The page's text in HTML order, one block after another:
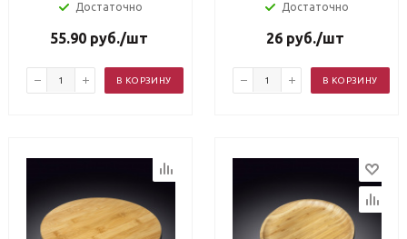
Достаточно
55.90 руб./шт
В КОРЗИНУ
Достаточно
26 руб./шт
В КОРЗИНУ